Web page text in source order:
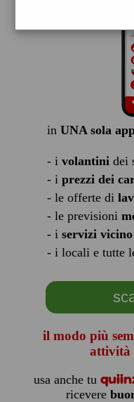
in UNA sola
- i volantinidei
- i prezzi dei
- le offerte di
- le previsioni
- i servizi
- i locali e tutte
il modo più
attività
usa anche tu
ricevere